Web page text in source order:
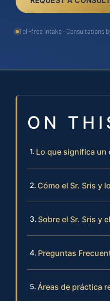
Toll-free intake · Consultations
ON
Lo que significa un
Cómo el Sr. Sris y
Sobre el Sr. Sris y
Preguntas
Áreas de práctica